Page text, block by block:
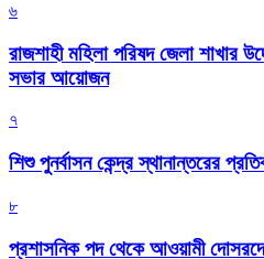
৬
রাজশাহী মহিলা পরিষদ জেলা শাখার
সভার আয়োজন
৭
শিশু পুনর্বাসন কেন্দ্র স্থানান্তরের
৮
প্রশাসনিক পদ থেকে আওয়ামী